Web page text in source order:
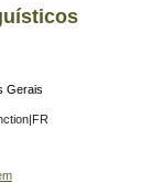
Gerais